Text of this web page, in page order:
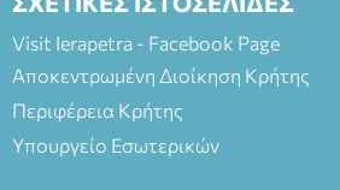
Visit Ierapetra - Facebook Page
Αποκεντρωμένη Διοίκηση Κρήτης
Περιφέρεια Κρήτης
Υπουργείο Εσωτερικών